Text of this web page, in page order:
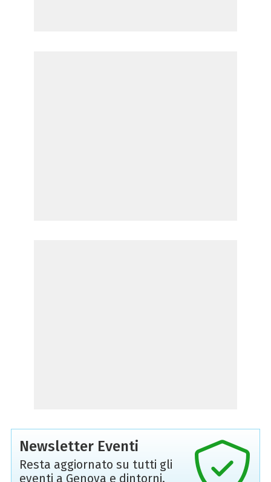
Newsletter Eventi
Resta aggiornato su tutti gli
eventi a Genova e dintorni,